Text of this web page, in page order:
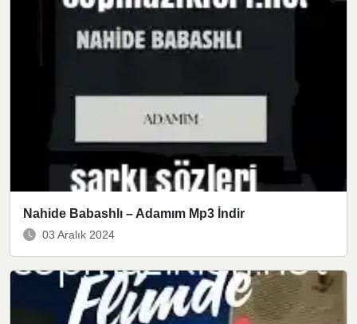
Nahide Babashlı – Adamım Mp3 İndir
03 Aralık 2024